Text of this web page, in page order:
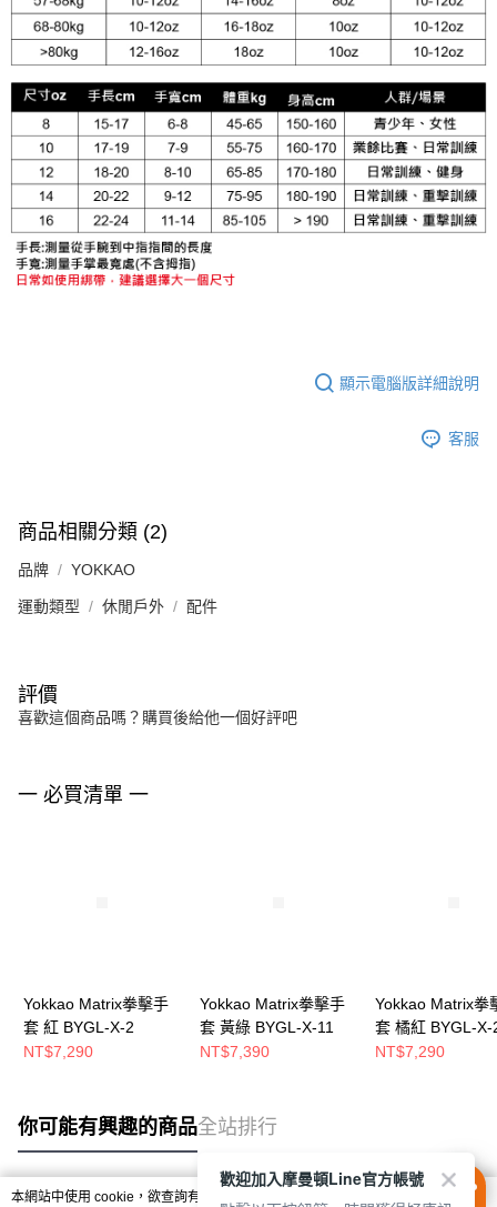
顯示電腦版詳細說明
客服
商品相關分類 (2)
品牌 YOKKAO
運動類型 休閒戶外 配件
評價
喜歡這個商品嗎？購買後給他一個好評吧
一 必買清單 一
Yokkao Matrix拳擊手
套 紅 BYGL-X-2
NT$7,290
Yokkao Matrix拳擊手
套 黃綠 BYGL-X-11
NT$7,390
Yokkao Matrix拳
套 橘紅 BYGL-X-
NT$7,290
你可能有興趣的商品全站排行
本網站中使用 cookie，欲查詢有關本網站使用 cookie 方式之詳情，及若您不希
歡迎加入摩曼頓Line官方帳號